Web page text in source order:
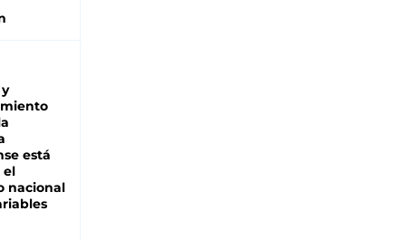
está
el
nacional